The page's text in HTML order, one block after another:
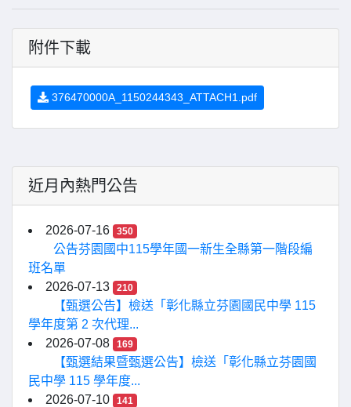
附件下載
376470000A_1150244343_ATTACH1.pdf
近月內熱門公告
2026-07-16 350
公告芬園國中115學年國一新生全縣第一階段編
班名單
2026-07-13
210
【甄選公告】檢送「彰化縣立芬園國民中學 115
學年度第 2 次代理...
2026-07-08
169
【甄選結果暨甄選公告】檢送「彰化縣立芬園國
民中學 115 學年度...
2026-07-10
141